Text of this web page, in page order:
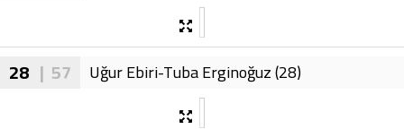
28 | 57 Uğur Ebiri-Tuba Erginoğuz (28)